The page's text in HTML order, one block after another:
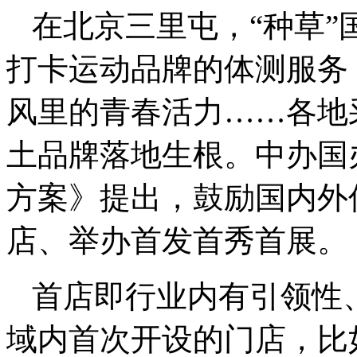
在北京三里屯，“种草”
打卡运动品牌的体测服
风里的青春活力……各地
土品牌落地生根。中办
方案》提出，鼓励国内
店、举办首发首秀首展。
首店即行业内有引领性
域内首次开设的门店，